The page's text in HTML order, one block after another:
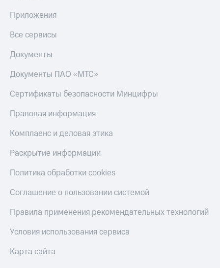
Приложения
Все сервисы
Документы
Документы ПАО «МТС»
Сертификаты безопасности Минцифры
Правовая информация
Комплаенс и деловая этика
Раскрытие информации
Политика обработки cookies
Соглашение о пользовании системой
Правила применения рекомендательных технологий
Условия использования сервиса
Карта сайта